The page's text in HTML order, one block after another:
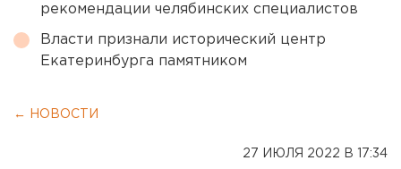
рекомендации челябинских специалистов
Власти признали исторический центр
Екатеринбурга памятником
← НОВОСТИ
27 ИЮЛЯ 2022 В 17:34